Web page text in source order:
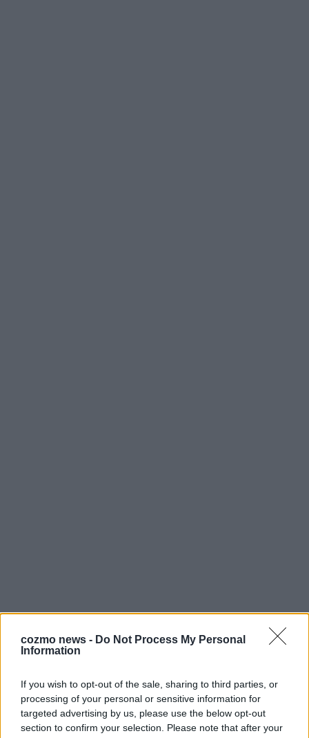
cozmo news - Do Not Process My Personal
Information
If you wish to opt-out of the sale, sharing to third parties, or
processing of your personal or sensitive information for
targeted advertising by us, please use the below opt-out
section to confirm your selection. Please note that after your